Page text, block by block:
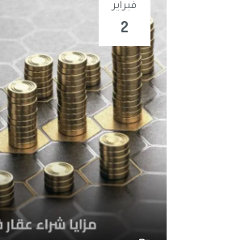
فبراير
2